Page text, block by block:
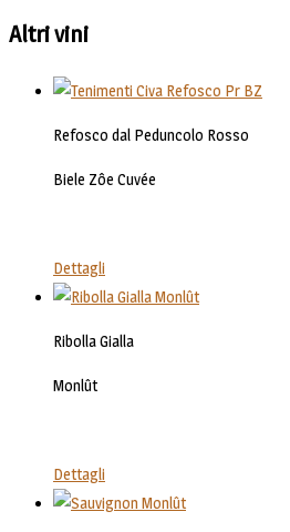
Altri vini
Refosco dal Peduncolo Rosso
Biele Zôe Cuvée
Dettagli
Ribolla Gialla
Monlût
Dettagli